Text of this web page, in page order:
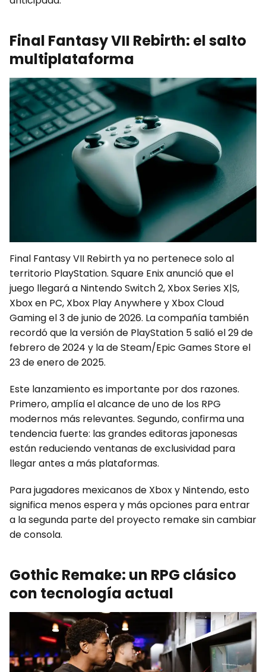
Final Fantasy VII Rebirth: el salto
multiplataforma
Final Fantasy VII Rebirth ya no pertenece solo al
territorio PlayStation. Square Enix anunció que el
juego llegará a Nintendo Switch 2, Xbox Series X|S,
Xbox en PC, Xbox Play Anywhere y Xbox Cloud
Gaming el 3 de junio de 2026. La compañía también
recordó que la versión de PlayStation 5 salió el 29 de
febrero de 2024 y la de Steam/Epic Games Store el
23 de enero de 2025.
Este lanzamiento es importante por dos razones.
Primero, amplía el alcance de uno de los RPG
modernos más relevantes. Segundo, confirma una
tendencia fuerte: las grandes editoras japonesas
están reduciendo ventanas de exclusividad para
llegar antes a más plataformas.
Para jugadores mexicanos de Xbox y Nintendo, esto
significa menos espera y más opciones para entrar
a la segunda parte del proyecto remake sin cambiar
de consola.
Gothic Remake: un RPG clásico
con tecnología actual